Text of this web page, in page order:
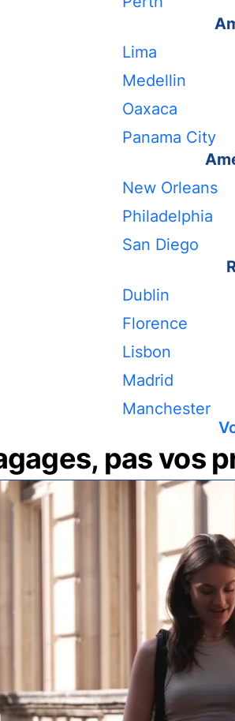
Lima
Medellin
Oaxaca
Panama City
New Orleans
Philadelphia
San Diego
Dublin
Florence
Lisbon
Madrid
Manchester
pas vos